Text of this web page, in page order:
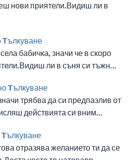
нови приятели.Видиш ли в
бабичка, значи че в скоро
ли в съня си тъжн…
Tълкуване
трябва да си предпазлив от
действията си вним…
отразява желанието ти да се